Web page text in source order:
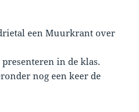
een Muurkrant over
in de klas.
nog een keer de